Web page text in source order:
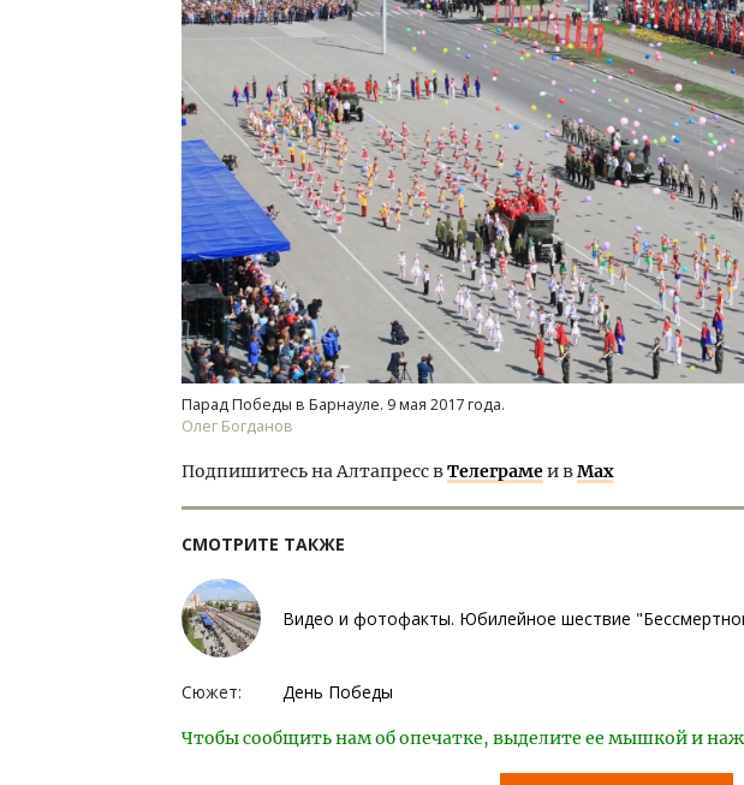
Парад Победы в Барнауле. 9 мая 2017 года.
Олег Богданов
Подпишитесь на Алтапресс вТелеграмеи вMax
СМОТРИТЕ ТАКЖЕ
Видео и фотофакты. Юбилейное шествие
Сюжет: День Победы
Чтобы сообщить нам об опечатке, выделите ее мышкой и